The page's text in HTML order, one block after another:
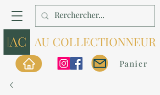
AU COLLECTIONNEUR
Panier